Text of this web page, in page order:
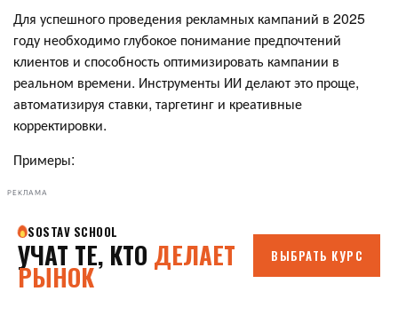
Для успешного проведения рекламных кампаний в 2025
году необходимо глубокое понимание предпочтений
клиентов и способность оптимизировать кампании в
реальном времени. Инструменты ИИ делают это проще,
автоматизируя ставки, таргетинг и креативные
корректировки.
Примеры:
РЕКЛАМА